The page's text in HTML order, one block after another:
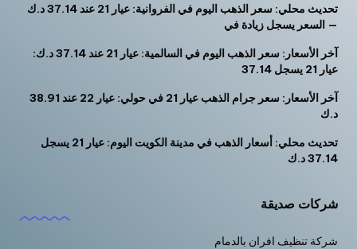
تحديث محلي: سعر الذهب اليوم في الفروانية: عيار 21 عند 37.14 د.ك
— السعر يسجل زيادة في
آخر الأسعار: سعر الذهب اليوم في السالمية: عيار 21 عند 37.14 د.ك:
عيار 21 يسجل 37.14
آخر الأسعار: سعر جرام الذهب عيار 21 في حولي: عيار 22 عند 38.91
د.ك
تحديث محلي: أسعار الذهب في مدينة الكويت اليوم: عيار 21 يسجل
37.14 د.ك
شركات صديقة
شركة تنظيف افران بالدمام